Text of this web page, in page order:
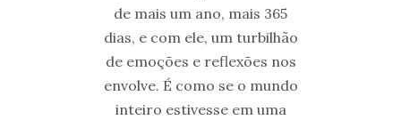
de mais um ano, mais 365
dias, e com ele, um turbilhão
de emoções e reflexões nos
envolve. É como se o mundo
inteiro estivesse em uma